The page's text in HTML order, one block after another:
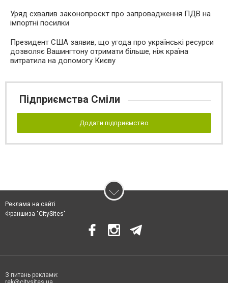
Уряд схвалив законопроєкт про запровадження ПДВ на
імпортні посилки
Президент США заявив, що угода про українські ресурси
дозволяє Вашингтону отримати більше, ніж країна
витратила на допомогу Києву
Підприємства Сміли
Додати підприємство
Реклама на сайті
Франшиза "CitySites"
З питань реклами: